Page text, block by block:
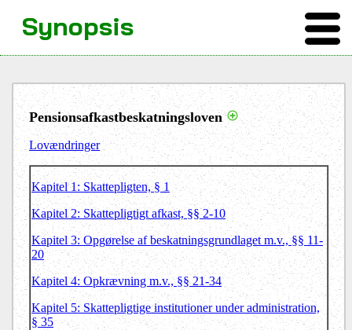
Pensionsafkastbeskatningsloven
Lovændringer
Kapitel 1: Skattepligten, § 1
Kapitel 2: Skattepligtigt afkast, §§ 2-10
Kapitel 3: Opgørelse af beskatningsgrundlaget m.v., §§ 11-
20
Kapitel 4: Opkrævning m.v., §§ 21-34
Kapitel 5: Skattepligtige institutioner under administration,
§ 35
Synopsis